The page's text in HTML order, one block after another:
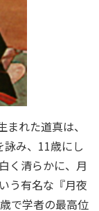
れた道真は、
み、11歳にし
く清らかに、月
う有名な『月夜
で学者の最高位